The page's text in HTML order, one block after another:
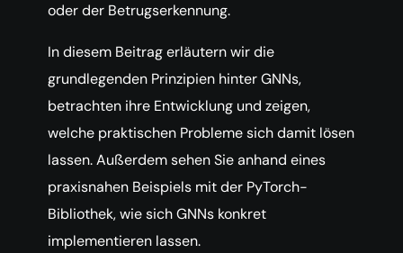
oder der Betrugserkennung.
In diesem Beitrag erläutern wir die
grundlegenden Prinzipien hinter GNNs,
betrachten ihre Entwicklung und zeigen,
welche praktischen Probleme sich damit lösen
lassen. Außerdem sehen Sie anhand eines
praxisnahen Beispiels mit der PyTorch-
Bibliothek, wie sich GNNs konkret
implementieren lassen.